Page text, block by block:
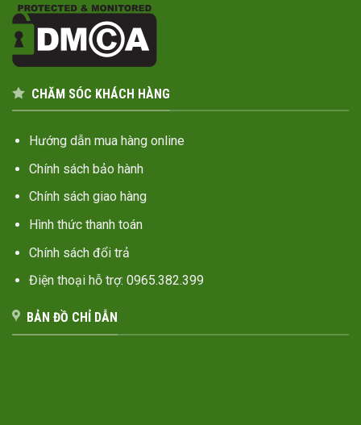
CHĂM SÓC KHÁCH HÀNG
Hướng dẫn mua hàng online
Chính sách bảo hành
Chính sách giao hàng
Hình thức thanh toán
Chính sách đổi trả
Điện thoại hỗ trợ: 0965.382.399
BẢN ĐỒ CHỈ DẪN